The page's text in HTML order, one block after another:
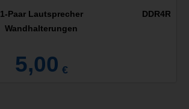
1-Paar Lautsprecher
Wandhalterungen
5,00 €
DDR4RAM